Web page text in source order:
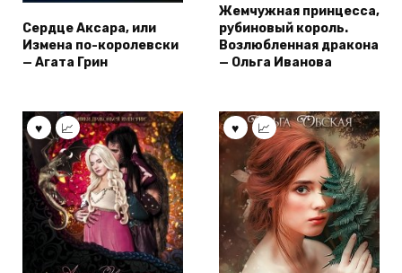
Сердце Аксара, или
Измена по-королевски
— Агата Грин
Жемчужная принцесса,
рубиновый король.
Возлюбленная дракона
— Ольга Иванова